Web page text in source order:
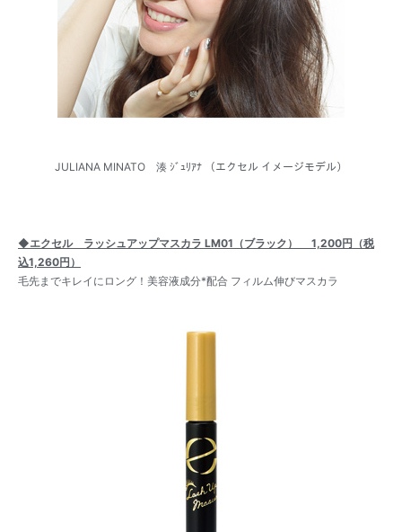
JULIANA MINATO 湊 ｼﾞｭﾘｱﾅ （エクセル イメージモデル）
◆エクセル ラッシュアップマスカラ LM01（ブラック） 1,200円（税
込1,260円）
毛先までキレイにロング！美容液成分*配合 フィルム伸びマスカラ